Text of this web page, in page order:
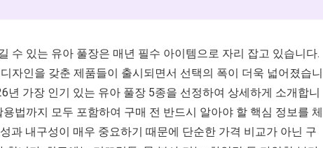
수 있는 유아 풀장은 매년 필수 아이템으로 자리 잡고 있습니다.
자인을 갖춘 제품들이 출시되면서 선택의 폭이 더욱 넓어졌습니
년 가장 인기 있는 유아 풀장 5종을 선정하여 상세하게 소개합니
법까지 모두 포함하여 구매 전 반드시 알아야 할 핵심 정보를 체
과 내구성이 매우 중요하기 때문에 단순한 가격 비교가 아닌 구